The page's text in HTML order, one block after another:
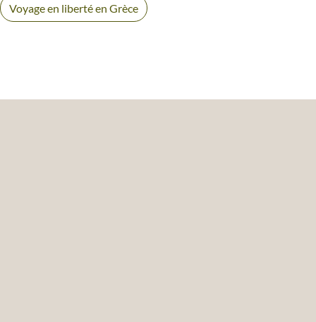
Voyage en liberté en Grèce